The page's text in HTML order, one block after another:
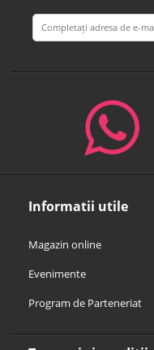
Informatii utile
Magazin online
Evenimente
Program de Parteneriat